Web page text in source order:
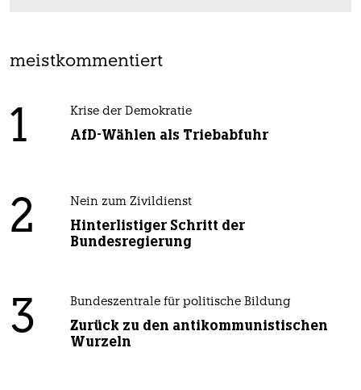
meistkommentiert
1 Krise der Demokratie
AfD-Wählen als Triebabfuhr
2 Nein zum Zivildienst
Hinterlistiger Schritt der
Bundesregierung
3 Bundeszentrale für politische Bildung
Zurück zu den antikommunistischen
Wurzeln